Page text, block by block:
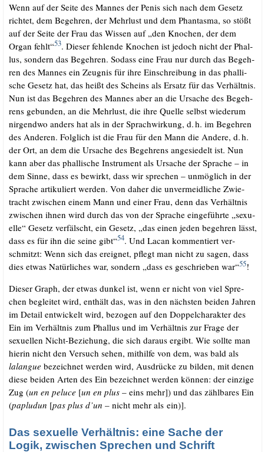
Wenn auf der Sei­te des Man­nes der Penis sich nach dem Gesetz
rich­tet, dem Begeh­ren, der Mehr­lust und dem Phan­tas­ma, so stößt
auf der Sei­te der Frau das Wis­sen auf „den Kno­chen, der dem
Organ fehlt“53. Die­ser feh­len­de Kno­chen ist jedoch nicht der Phal­
lus, son­dern das Begeh­ren. Sodass eine Frau nur durch das Begeh­
ren des Man­nes ein Zeug­nis für ihre Ein­schrei­bung in das phal­li­
sche Gesetz hat, das heißt des Scheins als Ersatz für das Ver­hält­nis.
Nun ist das Begeh­ren des Man­nes aber an die Ursa­che des Begeh­
rens gebun­den, an die Mehr­lust, die ihre Quel­le selbst wie­der­um
nir­gend­wo anders hat als in der Sprach­wir­kung, d.h. im Begeh­ren
des Ande­ren. Folg­lich ist die Frau für den Mann die Ande­re, d.h.
der Ort, an dem die Ursa­che des Begeh­rens ange­sie­delt ist. Nun
kann aber das phal­li­sche Instru­ment als Ursa­che der Spra­che – in
dem Sin­ne, dass es bewirkt, dass wir spre­chen – unmög­lich in der
Spra­che arti­ku­liert wer­den. Von daher die unver­meid­li­che Zwie­
tracht zwi­schen einem Mann und einer Frau, denn das Ver­hält­nis
zwi­schen ihnen wird durch das von der Spra­che ein­ge­führ­te „sexu­
el­le“ Gesetz ver­fälscht, ein Gesetz, „das einen jeden begeh­ren lässt,
dass es für ihn die sei­ne gibt“54. Und Lacan kom­men­tiert ver­
schmitzt: Wenn sich das ereig­net, pflegt man nicht zu sagen, dass
dies etwas Natür­li­ches war, son­dern „dass es geschrie­ben war“55!
Die­ser Graph, der etwas dun­kel ist, wenn er nicht von viel Spre­
chen beglei­tet wird, ent­hält das, was in den nächs­ten bei­den Jah­ren
im Detail ent­wi­ckelt wird, bezo­gen auf den Dop­pel­cha­rak­ter des
Ein im Ver­hält­nis zum Phal­lus und im Ver­hält­nis zur Fra­ge der
sexu­el­len Nicht-Bezie­hung, die sich dar­aus ergibt. Wie soll­te man
hier­in nicht den Ver­such sehen, mit­hil­fe von dem, was bald als
lalan­gue bezeich­net wer­den wird, Aus­drü­cke zu bil­den, mit denen
die­se bei­den Arten des Ein bezeich­net wer­den kön­nen: der ein­zi­ge
Zug (un en peluce [un en plus– eins mehr]) und das zähl­ba­res Ein
(paplu­dun [pas plus d’un – nicht mehr als ein)].
Das sexuelle Verhältnis: eine Sache der
Logik, zwischen Sprechen und Schrift